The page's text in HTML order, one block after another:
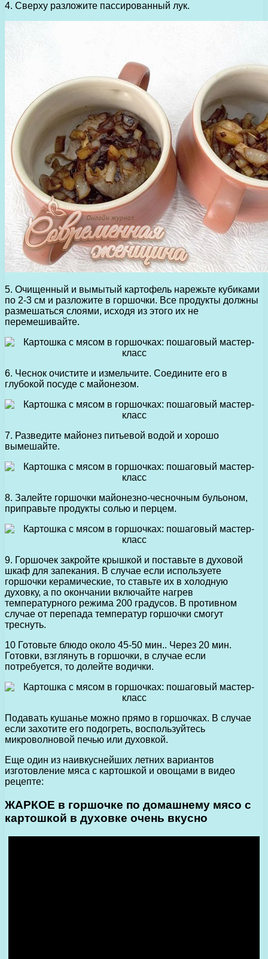
4. Сверху разложите пассированный лук.
5. Очищенный и вымытый картофель нарежьте кубиками
по 2-3 см и разложите в горшочки. Все продукты должны
размешаться слоями, исходя из этого их не
перемешивайте.
6. Чеснок очистите и измельчите. Соедините его в
глубокой посуде с майонезом.
7. Разведите майонез питьевой водой и хорошо
вымешайте.
8. Залейте горшочки майонезно-чесночным бульоном,
приправьте продукты солью и перцем.
9. Горшочек закройте крышкой и поставьте в духовой
шкаф для запекания. В случае если используете
горшочки керамические, то ставьте их в холодную
духовку, а по окончании включайте нагрев
температурного режима 200 градусов. В противном
случае от перепада температур горшочки смогут
треснуть.
10 Готовьте блюдо около 45-50 мин.. Через 20 мин.
Готовки, взглянуть в горшочки, в случае если
потребуется, то долейте водички.
Подавать кушанье можно прямо в горшочках. В случае
если захотите его подогреть, воспользуйтесь
микроволновой печью или духовкой.
Еще один из наивкуснейших летних вариантов
изготовление мяса с картошкой и овощами в видео
рецепте:
ЖАРКОЕ в горшочке по домашнему мясо с
картошкой в духовке очень вкусно